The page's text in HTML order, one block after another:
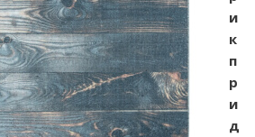
и
к
п
р
и
д